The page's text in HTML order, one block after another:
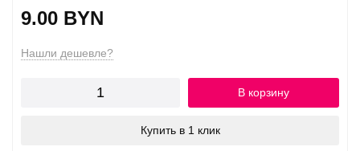
9.00 BYN
Нашли дешевле?
В корзину
Купить в 1 клик